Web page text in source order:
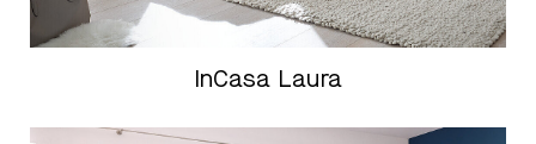
InCasa Laura